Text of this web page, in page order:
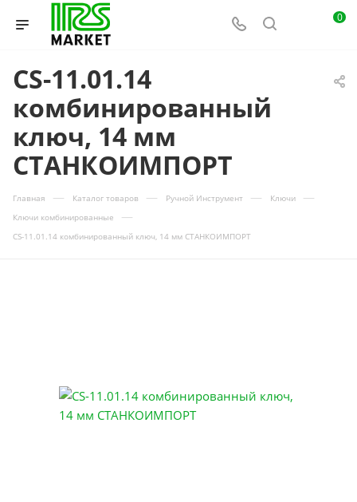
0
CS-11.01.14
комбинированный
ключ, 14 мм
СТАНКОИМПОРТ
Главная — Каталог товаров — Ручной Инструмент — Ключи —
Ключи комбинированные —
CS-11.01.14 комбинированный ключ, 14 мм СТАНКОИМПОРТ